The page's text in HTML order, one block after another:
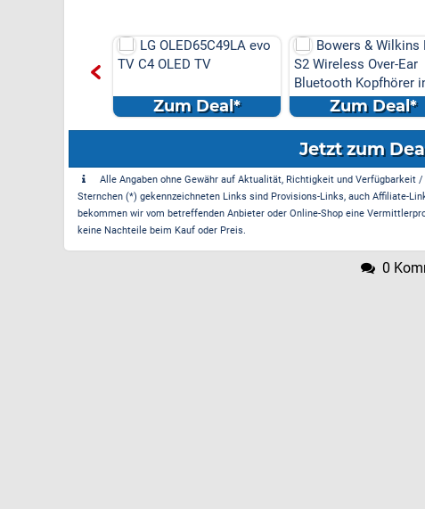
Bowers & Wilkins PX7
S2 Wireless Over-Ear
Sc...
Zum Deal*
LG
QNED TV
Zum Deal*
Jetzt zum
Alle Angaben ohne Gewähr auf Aktualität, Richtigkeit und
Sternchen (*) gekennzeichneten Links sind Provisions-Links, auch Affiliate-
bekommen wir vom betreffenden Anbieter oder Online-Shop eine
keine Nachteile beim Kauf oder Preis.
0